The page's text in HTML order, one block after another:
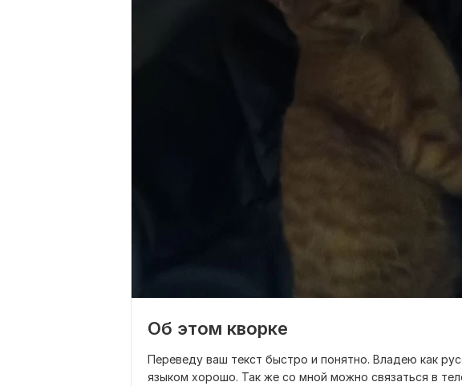
Об этом кворке
Переведу ваш текст быстро и понятно. Владею как
языком хорошо. Так же со мной можно связаться в